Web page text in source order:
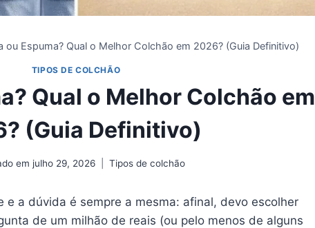
ou Espuma? Qual o Melhor Colchão em 2026? (Guia Definitivo)
TIPOS DE COLCHÃO
Qual o Melhor Colchão em
(Guia Definitivo)
em julho 29, 2026 Tipos de colchão
e a dúvida é sempre a mesma: afinal, devo escolher
de um milhão de reais (ou pelo menos de alguns